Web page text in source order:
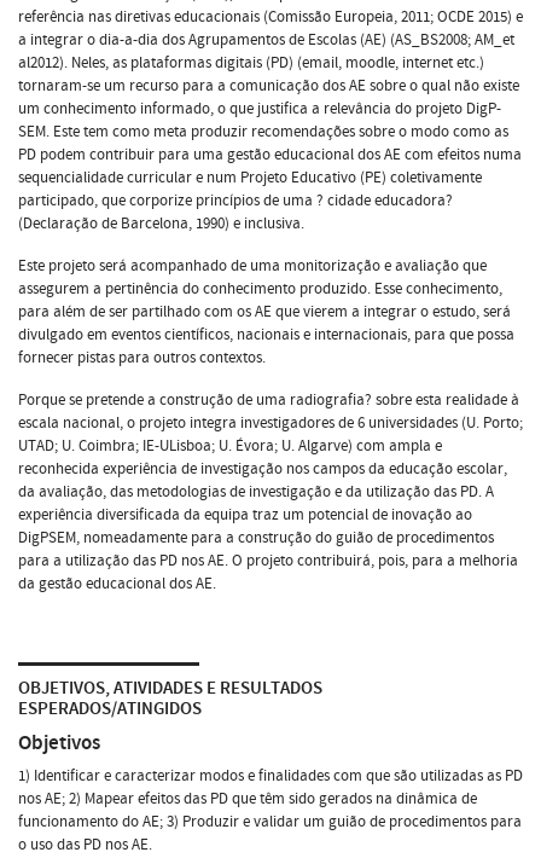
referência nas diretivas educacionais (Comissão Europeia, 2011; OCDE 2015) e
a integrar o dia-a-dia dos Agrupamentos de Escolas (AE) (AS_BS2008; AM_et
al2012). Neles, as plataformas digitais (PD) (email, moodle, internet etc.)
tornaram-se um recurso para a comunicação dos AE sobre o qual não existe
um conhecimento informado, o que justifica a relevância do projeto DigP-
SEM. Este tem como meta produzir recomendações sobre o modo como as
PD podem contribuir para uma gestão educacional dos AE com efeitos numa
sequencialidade curricular e num Projeto Educativo (PE) coletivamente
participado, que corporize princípios de uma ? cidade educadora?
(Declaração de Barcelona, 1990) e inclusiva.
Este projeto será acompanhado de uma monitorização e avaliação que
assegurem a pertinência do conhecimento produzido. Esse conhecimento,
para além de ser partilhado com os AE que vierem a integrar o estudo, será
divulgado em eventos científicos, nacionais e internacionais, para que possa
fornecer pistas para outros contextos.
Porque se pretende a construção de uma radiografia? sobre esta realidade à
escala nacional, o projeto integra investigadores de 6 universidades (U. Porto;
UTAD; U. Coimbra; IE-ULisboa; U. Évora; U. Algarve) com ampla e
reconhecida experiência de investigação nos campos da educação escolar,
da avaliação, das metodologias de investigação e da utilização das PD. A
experiência diversificada da equipa traz um potencial de inovação ao
DigPSEM, nomeadamente para a construção do guião de procedimentos
para a utilização das PD nos AE. O projeto contribuirá, pois, para a melhoria
da gestão educacional dos AE.
OBJETIVOS, ATIVIDADES E RESULTADOS
ESPERADOS/ATINGIDOS
Objetivos
1) Identificar e caracterizar modos e finalidades com que são utilizadas as PD
nos AE; 2) Mapear efeitos das PD que têm sido gerados na dinâmica de
funcionamento do AE; 3) Produzir e validar um guião de procedimentos para
o uso das PD nos AE.